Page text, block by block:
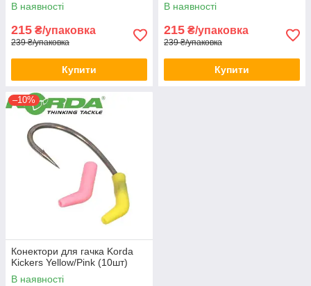
В наявності
215 ₴/упаковка
239 ₴/упаковка
Купити
В наявності
215 ₴/упаковка
239 ₴/упаковка
Купити
–10%
Конектори для гачка Korda
Kickers Yellow/Pink (10шт)
В наявності